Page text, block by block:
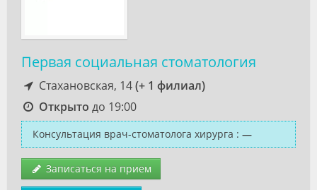
Первая социальная стоматология
Стахановская, 14(+ 1 филиал)
Открыто до 19:00
Консультация врач-стоматолога хирурга : —
Записаться на прием